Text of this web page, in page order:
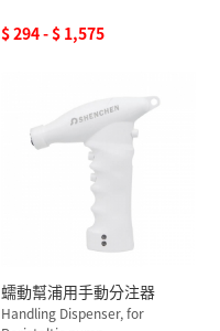
$ 294 - $ 1,575
蠕動幫浦用手動分注器
Handling Dispenser, for